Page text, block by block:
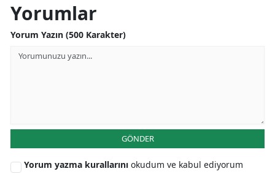
Yorumlar
Yorum Yazın (500 Karakter)
GÖNDER
Yorum yazma kurallarını okudum ve kabul ediyorum